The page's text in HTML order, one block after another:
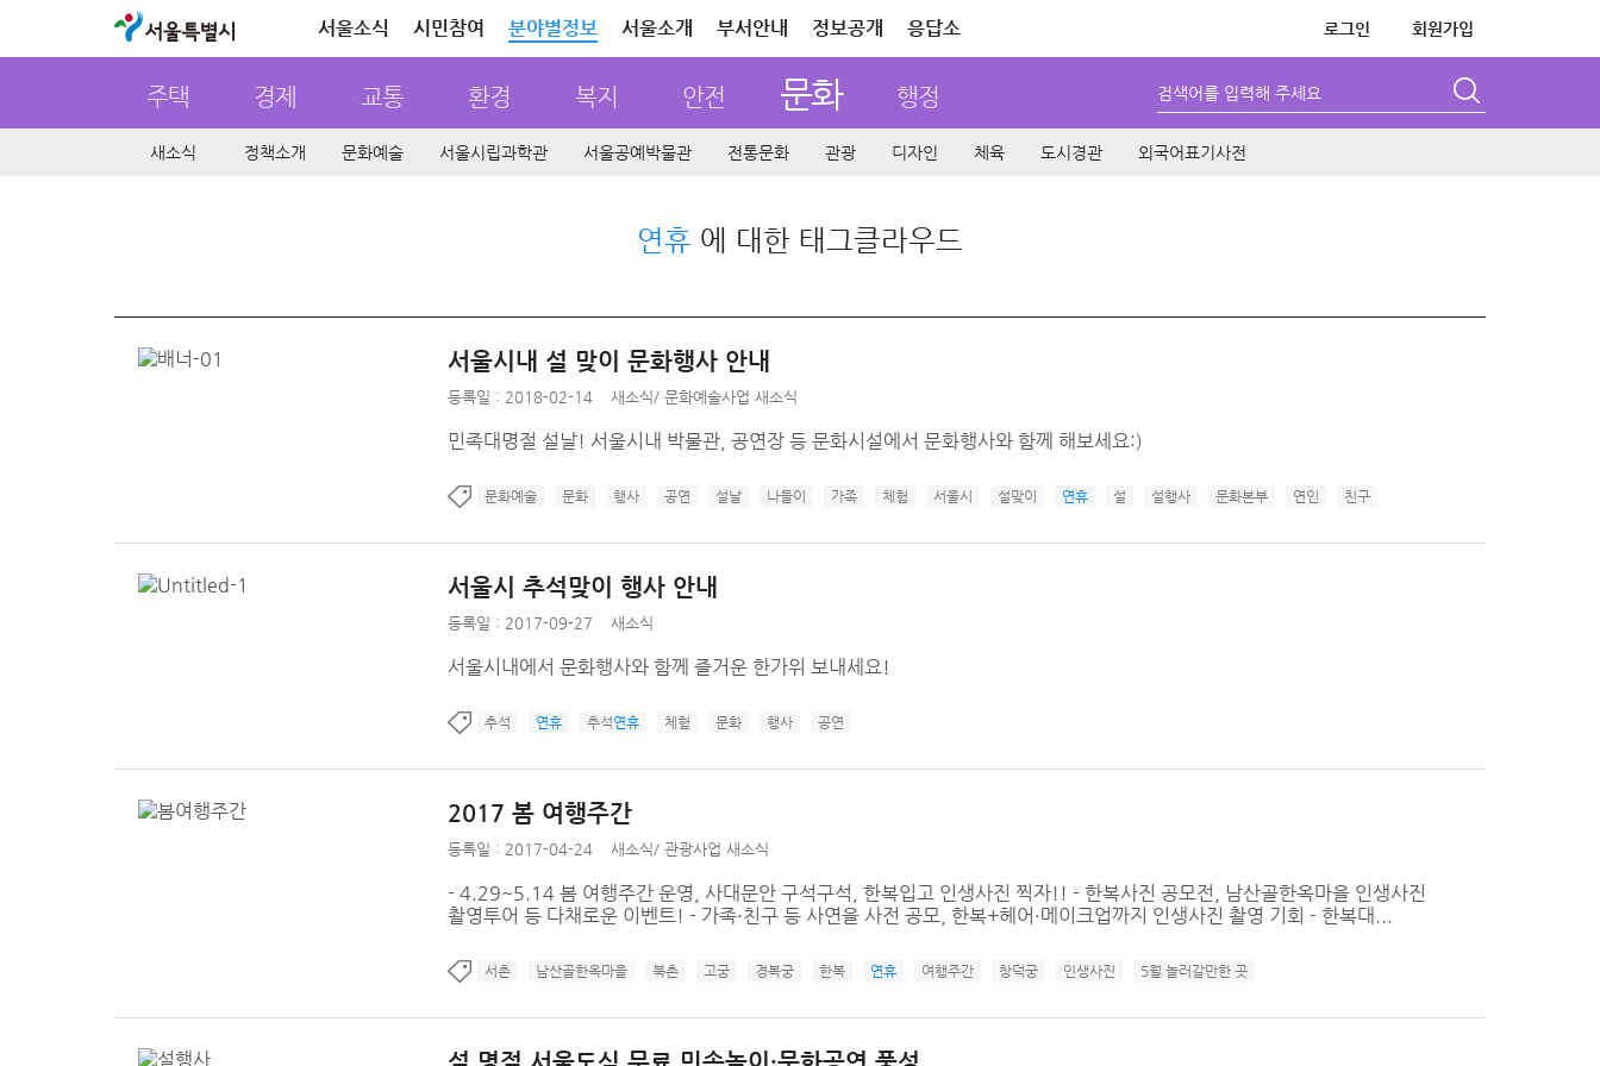
서울특별시 서울소식 시민참여 분야별정보 서울소개 부서안내 정보공개 응답소 로그인 회원가입
주택 경제 교통 환경 복지 안전 문화 행정 검색어를 입력해 주세요
새소식 정책소개 문화예술 서울시립과학관 서울공예박물관 전통문화 관광 디자인 체육 도시경관 외국어표기사전
연휴 에 대한 태그클라우드
서울시내 설 맞이 문화행사 안내
등록일 : 2018-02-14 새소식/ 문화예술사업 새소식
민족대명절 설날! 서울시내 박물관, 공연장 등 문화시설에서 문화행사와 함께 해보세요:)
문화예술 문화 행사 공연 설날 나들이 가족 체험 서울시 설맞이 연휴 설 설행사 문화본부 연인 친구
서울시 추석맞이 행사 안내
등록일 : 2017-09-27 새소식
서울시내에서 문화행사와 함께 즐거운 한가위 보내세요!
추석 연휴 추석연휴 체험 문화 행사 공연
2017 봄 여행주간
등록일 : 2017-04-24 새소식/ 관광사업 새소식
- 4.29~5.14 봄 여행주간 운영, 사대문안 구석구석, 한복입고 인생사진 찍자!! - 한복사진 공모전, 남산골한옥마을 인생사진
촬영투어 등 다채로운 이벤트! - 가족·친구 등 사연을 사전 공모, 한복+헤어·메이크업까지 인생사진 촬영 기회 - 한복대...
서촌 남산골한옥마을 북촌 고궁 경복궁 한복 연휴 여행주간 창덕궁 인생사진 5월 놀러갈만한 곳